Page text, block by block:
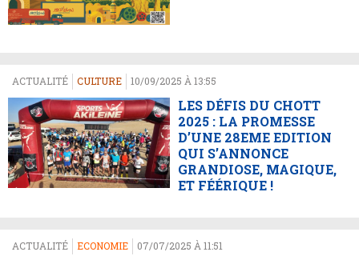
ACTUALITÉ CULTURE 10/09/2025 À 13:55
LES DÉFIS DU CHOTT
2025 : LA PROMESSE
D’UNE 28EME EDITION
QUI S’ANNONCE
GRANDIOSE, MAGIQUE,
ET FÉÉRIQUE !
ACTUALITÉ ECONOMIE 07/07/2025 À 11:51